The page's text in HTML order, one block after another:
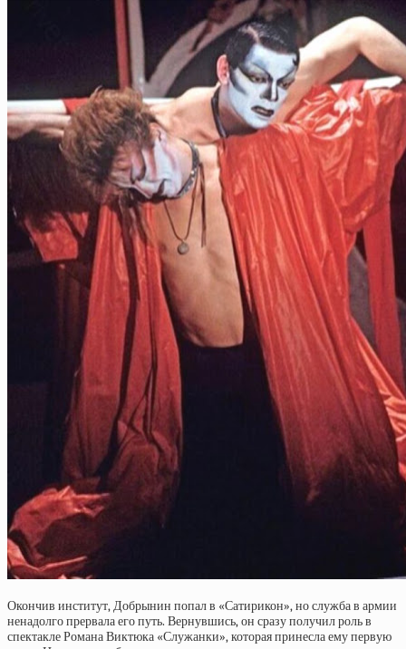
Окончив институт, Добрынин попал в «Сатирикон», но служба в армии
ненадолго прервала его путь. Вернувшись, он сразу получил роль в
спектакле Романа Виктюка «Служанки», которая принесла ему первую